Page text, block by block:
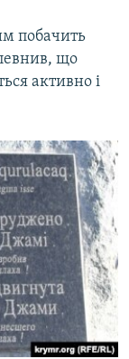
побачить
що
активно і